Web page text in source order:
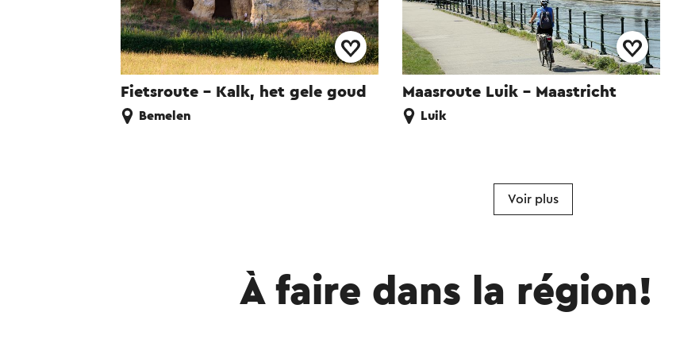
Fietsroute - Kalk, het gele goud
Bemelen
Maasroute Luik - Maastricht
Luik
Voir plus
À faire dans la région!